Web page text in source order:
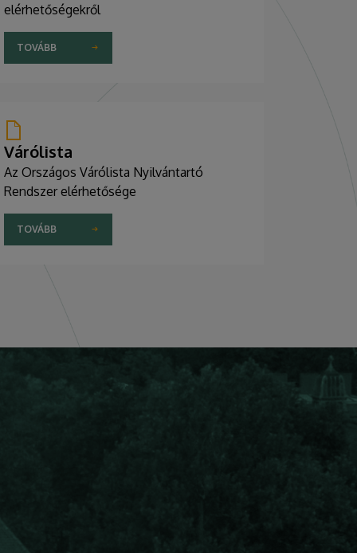
elérhetőségekről
TOVÁBB
Várólista
Az Országos Várólista Nyilvántartó
Rendszer elérhetősége
TOVÁBB